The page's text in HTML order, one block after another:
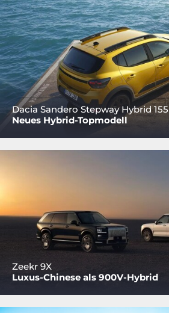
Dacia Sandero Stepway Hybrid 155
Neues Hybrid-Topmodell
Zeekr 9X
Luxus-Chinese als 900V-Hybrid